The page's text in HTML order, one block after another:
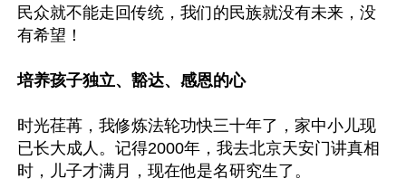
民众就不能走回传统，我们的民族就没有未来，没
有希望！
培养孩子独立、豁达、感恩的心
时光荏苒，我修炼法轮功快三十年了，家中小儿现
已长大成人。记得2000年，我去北京天安门讲真相
时，儿子才满月，现在他是名研究生了。